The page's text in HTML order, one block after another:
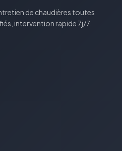
de chaudières toutes
intervention rapide 7j/7.